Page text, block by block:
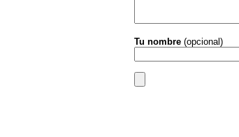
Tu nombre (opcional)